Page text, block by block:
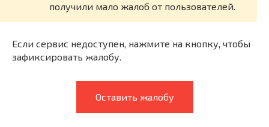
получили мало жалоб от пользователей.
Если сервис недоступен, нажмите на кнопку, чтобы
зафиксировать жалобу.
Оставить жалобу